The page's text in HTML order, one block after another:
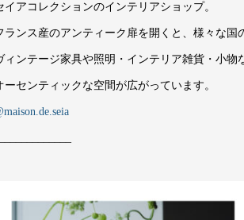
イアコレクションのインテリアショップ。
ランス産のアンティーク扉を開くと、様々な国
ィンテージ家具や照明・インテリア雑貨・小物
ーセンティックな空間が広がっています。